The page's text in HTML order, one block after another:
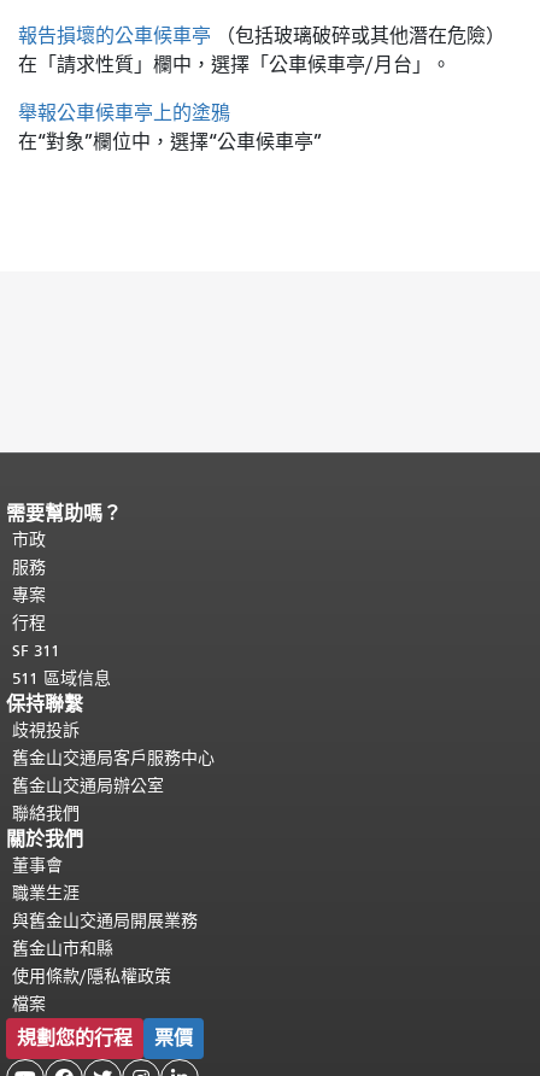
報告損壞的公車候車亭 （包括玻璃破碎或其他潛在危險）
在「請求性質」欄中，選擇「公車候車亭/月台」。
舉報公車候車亭上的塗鴉
在“對象”欄位中，選擇“公車候車亭”
頁面內容結束。
都會重複顯示。
需要幫助嗎？
市政
服務
專案
行程
SF 311
511 區域信息
保持聯繫
歧視投訴
舊金山交通局客戶服務中心
舊金山交通局辦公室
聯絡我們
關於我們
董事會
職業生涯
與舊金山交通局開展業務
舊金山市和縣
使用條款/隱私權政策
檔案
規劃您的行程 票價